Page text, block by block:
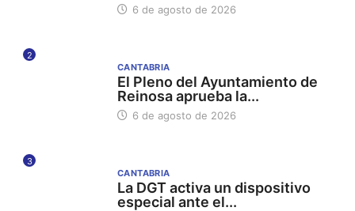
6 de agosto de 2026
2
CANTABRIA
El Pleno del Ayuntamiento de
Reinosa aprueba la...
6 de agosto de 2026
3
CANTABRIA
La DGT activa un dispositivo
especial ante el...